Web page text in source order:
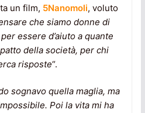
un film, 5Nanomoli, voluto
che siamo donne di
essere d’aiuto a quante
della società, per chi
risposte“.
sognavo quella maglia, ma
Poi la vita mi ha